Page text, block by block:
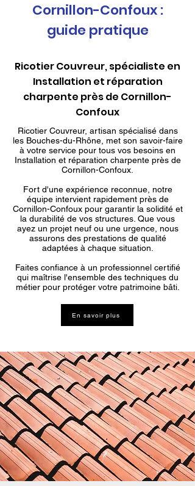
Cornillon-Confoux :
guide pratique
Ricotier Couvreur, spécialiste en
Installation et réparation
charpente près de Cornillon-
Confoux
Ricotier Couvreur, artisan spécialisé dans
les Bouches-du-Rhône, met son savoir-faire
à votre service pour tous vos besoins en
Installation et réparation charpente près de
Cornillon-Confoux.
Fort d'une expérience reconnue, notre
équipe intervient rapidement près de
Cornillon-Confoux pour garantir la solidité et
la durabilité de vos structures. Que vous
ayez un projet neuf ou une urgence, nous
assurons des prestations de qualité
adaptées à chaque situation.
Faites confiance à un professionnel certifié
qui maîtrise l'ensemble des techniques du
métier pour protéger votre patrimoine bâti.
En savoir plus